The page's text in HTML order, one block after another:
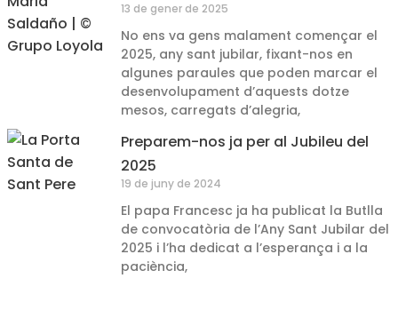
13 de gener de 2025
No ens va gens malament començar el
2025, any sant jubilar, fixant-nos en
algunes paraules que poden marcar el
desenvolupament d’aquests dotze
mesos, carregats d’alegria,
Preparem-nos ja per al Jubileu del
2025
19 de juny de 2024
El papa Francesc ja ha publicat la Butlla
de convocatòria de l’Any Sant Jubilar del
2025 i l’ha dedicat a l’esperança i a la
paciència,